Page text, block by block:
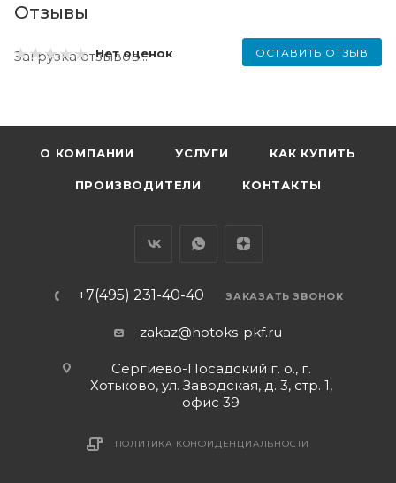
Отзывы
Нет оценок ОСТАВИТЬ ОТЗЫВ
Загрузка отзывов...
О КОМПАНИИ УСЛУГИ КАК КУПИТЬ
ПРОИЗВОДИТЕЛИ КОНТАКТЫ
+7(495) 231-40-40 ЗАКАЗАТЬ ЗВОНОК
zakaz@hotoks-pkf.ru
Сергиево-Посадский г. о., г.
Хотьково, ул. Заводская, д. 3, стр. 1,
офис 39
ПОЛИТИКА КОНФИДЕНЦИАЛЬНОСТИ